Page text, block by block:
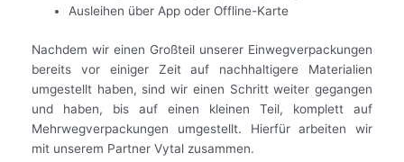
Ausleihen über App oder Offline-Karte
Nachdem wir einen Großteil unserer Einwegverpackungen
bereits vor einiger Zeit auf nachhaltigere Materialien
umgestellt haben, sind wir einen Schritt weiter gegangen
und haben, bis auf einen kleinen Teil, komplett auf
Mehrwegverpackungen umgestellt. Hierfür arbeiten wir
mit unserem Partner Vytal zusammen.